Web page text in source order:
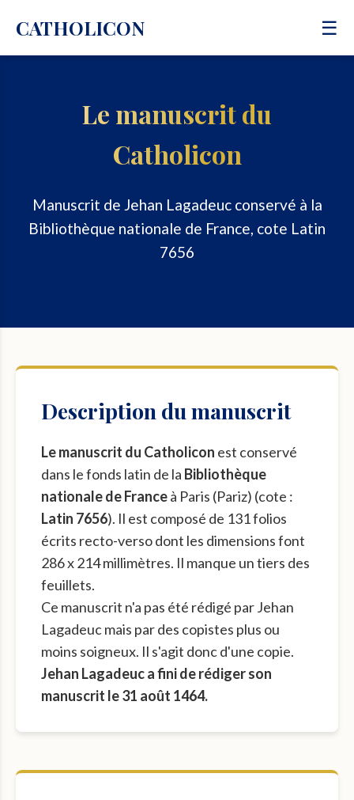
CATHOLICON ☰
Le manuscrit du
Catholicon
Manuscrit de Jehan Lagadeuc conservé à la
Bibliothèque nationale de France, cote Latin
7656
Description du manuscrit
Le manuscrit du Catholicon est conservé
dans le fonds latin de la Bibliothèque
nationale de Franceà Paris (Pariz) (cote :
Latin 7656). Il est composé de 131 folios
écrits recto-verso dont les dimensions font
286 x 214 millimètres. Il manque un tiers des
feuillets.
Ce manuscrit n'a pas été rédigé par Jehan
Lagadeuc mais par des copistes plus ou
moins soigneux. Il s'agit donc d'une copie.
Jehan Lagadeuc a fini de rédiger son
manuscrit le 31 août 1464.